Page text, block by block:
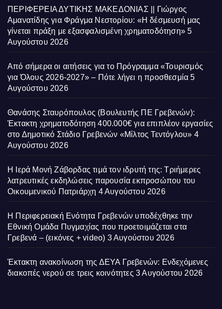
ΠΕΡΙΦΕΡΕΙΑ ΔΥΤΙΚΗΣ ΜΑΚΕΔΟΝΙΑΣ || Γιώργος
Αμανατίδης για Φράγμα Νεστορίου: «Η δέσμευσή μας
γίνεται πράξη με εξασφαλισμένη χρηματοδότηση» 5
Αυγούστου 2026
Από σήμερα οι αιτήσεις για το Πρόγραμμα «Τουρισμός
για Όλους 2026-2027» – Πότε λήγει η προσθεσμία 5
Αυγούστου 2026
Θανάσης Σταυρόπουλος (Βουλευτής ΠΕ Γρεβενών):
Έκτακτη χρηματοδότηση 400.000€ για επιπλέον εργασίες
στο Δημοτικό Στάδιο Γρεβενών «Μίλτος Τεντόγλου» 4
Αυγούστου 2026
Η Ιερά Μονή Ζάβορδας τιμά τον ιδρυτή της: Τριήμερες
λατρευτικές εκδηλώσεις παρουσία εκπροσώπου του
Οικουμενικού Πατριάρχη 4 Αυγούστου 2026
Η Περιφερειακή Ενότητα Γρεβενών υποδέχθηκε την
Εθνική Ομάδα Πυγμαχίας που προετοιμάζεται στα
Γρεβενά – (εικόνες + video) 3 Αυγούστου 2026
Έκτακτη ανακοίνωση της ΔΕΥΑ Γρεβενών: Ενδεχόμενες
διακοπές νερού σε τρεις κοινότητες 3 Αυγούστου 2026